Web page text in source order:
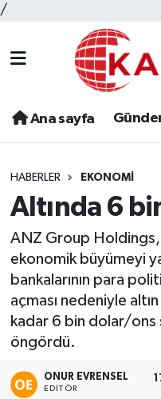
/
Ana sayfa
HABERLER EKONOMI
Altında 6
ANZ Group Holdings,
ekonomik büyümeyi
bankalarının para
açması nedeniyle
kadar 6 bin dolar/ons
öngördü.
ONUR EVRENSEL
EDITÖR